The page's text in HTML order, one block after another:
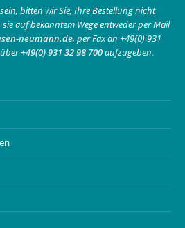
bitten wir Sie, Ihre Bestellung nicht
auf bekanntem Wege entweder per Mail
neumann.de, per Fax an +49(0) 931
+49(0) 931 32 98 700aufzugeben.